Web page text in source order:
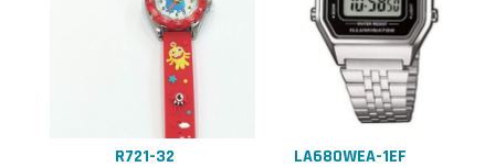
R721-32 LA680WEA-1EF